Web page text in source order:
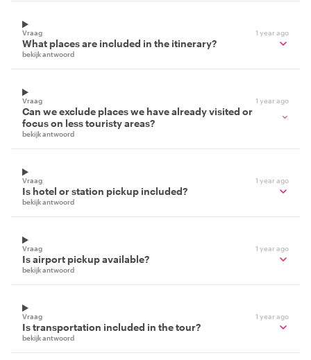
Vraag 1 year ago
What places are included in the itinerary?
bekijk antwoord
Vraag 1 year ago
Can we exclude places we have already visited or
focus on less touristy areas?
bekijk antwoord
Vraag 1 year ago
Is hotel or station pickup included?
bekijk antwoord
Vraag 1 year ago
Is airport pickup available?
bekijk antwoord
Vraag 1 year ago
Is transportation included in the tour?
bekijk antwoord